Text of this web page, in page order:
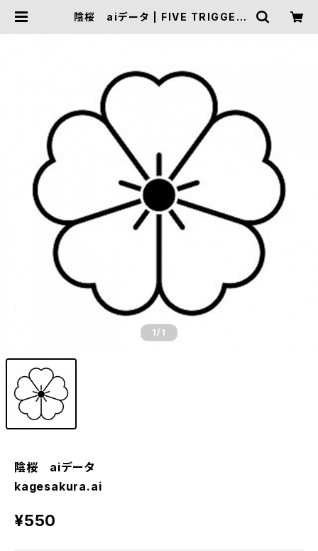
陰桜 aiデータ | FIVE TRIGGER
1 /1
陰桜 aiデータ
kagesakura.ai
¥550